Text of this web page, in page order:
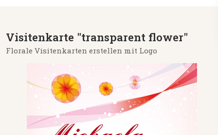
Visitenkarte "transparent flower"
Florale Visitenkarten erstellen mit Logo